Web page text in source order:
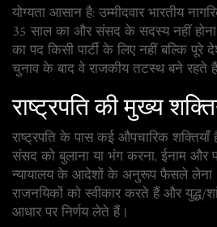
योग्यता आसान है: उम्मीदवार भारतीय
35 साल का और संसद के सदस्य नहीं होना
का पद किसी पार्टी के लिए नहीं बल्कि
चुनाव के बाद वे राजकीय तटस्थ बने रहते
राष्ट्रपति की मुख्य
राष्ट्रपति के पास कई औपचारिक शक्तियाँ
संसद को बुलाना या भंग करना, ईनाम और
न्यायालय के आदेशों के अनुरूप फैसले लेना।
राजनयिकों को स्वीकार करते हैं और युद्ध/
आधार पर निर्णय लेते हैं।